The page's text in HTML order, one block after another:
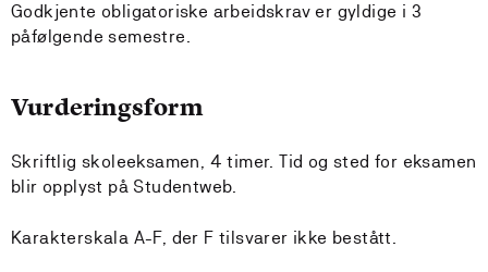
Godkjente obligatoriske arbeidskrav er gyldige i 3
påfølgende semestre.
Vurderingsform
Skriftlig skoleeksamen, 4 timer. Tid og sted for eksamen
blir opplyst på Studentweb.
Karakterskala A-F, der F tilsvarer ikke bestått.